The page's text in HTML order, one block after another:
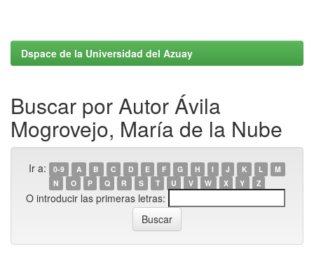
Dspace de la Universidad del Azuay
Buscar por Autor Ávila
Mogrovejo, María de la Nube
Ir a: 0-9 A B C D E F G H I J K L
M
N
O P Q R S T U V W X Y Z
O introducir las primeras letras: